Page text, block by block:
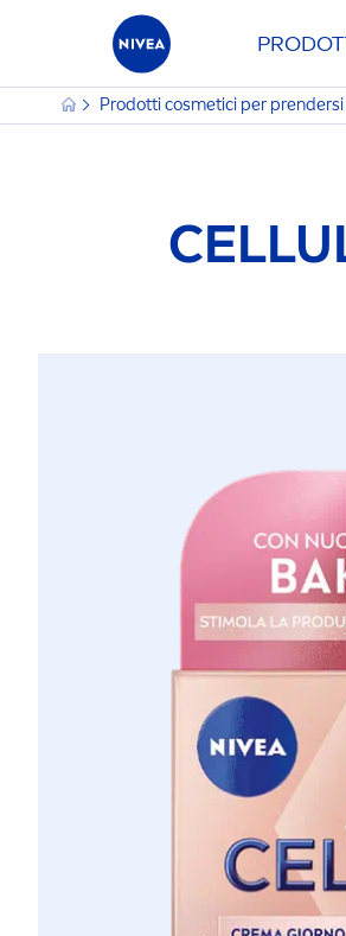
Prodotti cosmetici per